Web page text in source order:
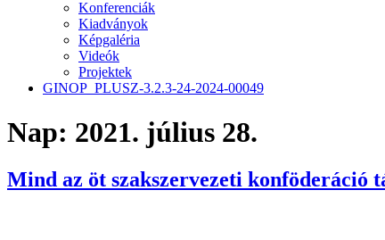
Konferenciák
Kiadványok
Képgaléria
Videók
Projektek
GINOP_PLUSZ-3.2.3-24-2024-00049
Nap: 2021. július 28.
Mind az öt szakszervezeti konföderáció